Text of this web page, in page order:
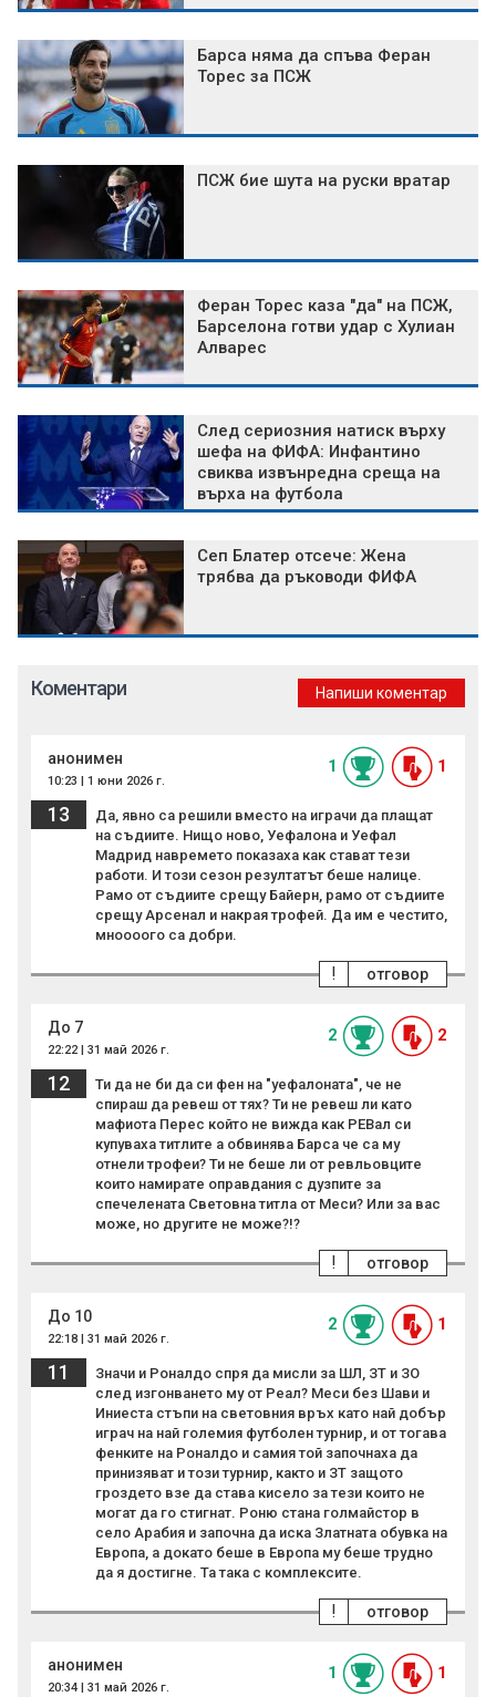
Барса няма да спъва Феран
Торес за ПСЖ
ПСЖ бие шута на руски вратар
Феран Торес каза "да" на ПСЖ,
Барселона готви удар с Хулиан
Алварес
След сериозния натиск върху
шефа на ФИФА: Инфантино
свиква извънредна среща на
върха на футбола
Сеп Блатер отсече: Жена
трябва да ръководи ФИФА
Коментари Напиши коментар
анонимен
10:23 | 1 юни 2026 г.
1 1
13
Да, явно са решили вместо на играчи да плащат
на съдиите. Нищо ново, Уефалона и Уефал
Мадрид навремето показаха как стават тези
работи. И този сезон резултатът беше налице.
Рамо от съдиите срещу Байерн, рамо от съдиите
срещу Арсенал и накрая трофей. Да им е честито,
мноооого са добри.
отговор
!
До 7
22:22 | 31 май 2026 г.
2 2
12
Ти да не би да си фен на "уефалоната", че не
спираш да ревеш от тях? Ти не ревеш ли като
мафиота Перес който не вижда как РЕВал си
купуваха титлите а обвинява Барса че са му
отнели трофеи? Ти не беше ли от ревльовците
които намирате оправдания с дузпите за
спечелената Световна титла от Меси? Или за вас
може, но другите не може?!?
отговор
!
До 10
22:18 | 31 май 2026 г.
2 1
11
Значи и Роналдо спря да мисли за ШЛ, ЗТ и ЗО
след изгонването му от Реал? Меси без Шави и
Иниеста стъпи на световния връх като най добър
играч на най големия футболен турнир, и от тогава
фенките на Роналдо и самия той започнаха да
принизяват и този турнир, както и ЗТ защото
гроздето взе да става кисело за тези които не
могат да го стигнат. Роню стана голмайстор в
село Арабия и започна да иска Златната обувка на
Европа, а докато беше в Европа му беше трудно
да я достигне. Та така с комплексите.
отговор
!
анонимен
20:34 | 31 май 2026 г.
1 1